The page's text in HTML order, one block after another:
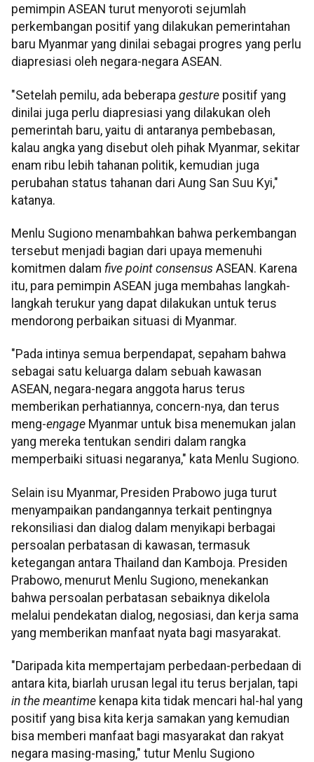
pemimpin ASEAN turut menyoroti sejumlah
perkembangan positif yang dilakukan pemerintahan
baru Myanmar yang dinilai sebagai progres yang perlu
diapresiasi oleh negara-negara ASEAN.
"Setelah pemilu, ada beberapa gesture positif yang
dinilai juga perlu diapresiasi yang dilakukan oleh
pemerintah baru, yaitu di antaranya pembebasan,
kalau angka yang disebut oleh pihak Myanmar, sekitar
enam ribu lebih tahanan politik, kemudian juga
perubahan status tahanan dari Aung San Suu Kyi,"
katanya.
Menlu Sugiono menambahkan bahwa perkembangan
tersebut menjadi bagian dari upaya memenuhi
komitmen dalam five point consensus ASEAN. Karena
itu, para pemimpin ASEAN juga membahas langkah-
langkah terukur yang dapat dilakukan untuk terus
mendorong perbaikan situasi di Myanmar.
"Pada intinya semua berpendapat, sepaham bahwa
sebagai satu keluarga dalam sebuah kawasan
ASEAN, negara-negara anggota harus terus
memberikan perhatiannya, concern-nya, dan terus
meng-engage Myanmar untuk bisa menemukan jalan
yang mereka tentukan sendiri dalam rangka
memperbaiki situasi negaranya," kata Menlu Sugiono.
Selain isu Myanmar, Presiden Prabowo juga turut
menyampaikan pandangannya terkait pentingnya
rekonsiliasi dan dialog dalam menyikapi berbagai
persoalan perbatasan di kawasan, termasuk
ketegangan antara Thailand dan Kamboja. Presiden
Prabowo, menurut Menlu Sugiono, menekankan
bahwa persoalan perbatasan sebaiknya dikelola
melalui pendekatan dialog, negosiasi, dan kerja sama
yang memberikan manfaat nyata bagi masyarakat.
"Daripada kita mempertajam perbedaan-perbedaan di
antara kita, biarlah urusan legal itu terus berjalan, tapi
in the meantime kenapa kita tidak mencari hal-hal yang
positif yang bisa kita kerja samakan yang kemudian
bisa memberi manfaat bagi masyarakat dan rakyat
negara masing-masing," tutur Menlu Sugiono